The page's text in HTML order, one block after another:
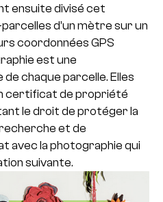
ensuite divisé cet
d’un mètre sur un
coordonnées GPS
est une
chaque parcelle. Elles
certificat de propriété
le droit de protéger la
et de
la photographie qui
suivante.